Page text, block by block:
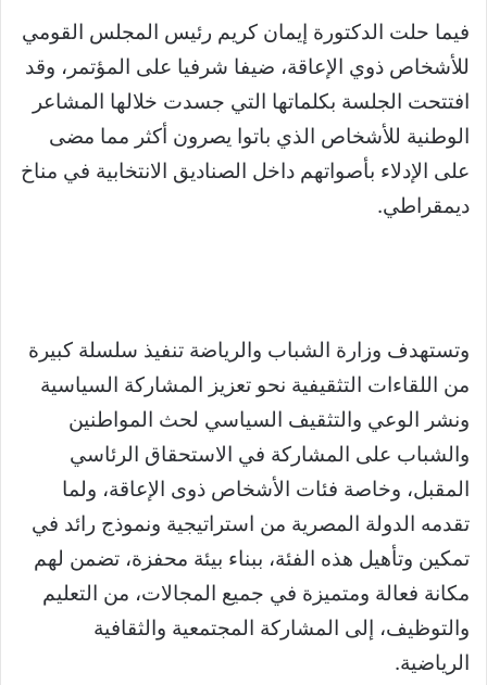
فيما حلت الدكتورة إيمان كريم رئيس المجلس القومي
للأشخاص ذوي الإعاقة، ضيفا شرفيا على المؤتمر، وقد
افتتحت الجلسة بكلماتها التي جسدت خلالها المشاعر
الوطنية للأشخاص الذي باتوا يصرون أكثر مما مضى
على الإدلاء بأصواتهم داخل الصناديق الانتخابية في مناخ
ديمقراطي.
وتستهدف وزارة الشباب والرياضة تنفيذ سلسلة كبيرة
من اللقاءات التثقيفية نحو تعزيز المشاركة السياسية
ونشر الوعي والتثقيف السياسي لحث المواطنين
والشباب على المشاركة في الاستحقاق الرئاسي
المقبل، وخاصة فئات الأشخاص ذوى الإعاقة، ولما
تقدمه الدولة المصرية من استراتيجية ونموذج رائد في
تمكين وتأهيل هذه الفئة، ببناء بيئة محفزة، تضمن لهم
مكانة فعالة ومتميزة في جميع المجالات، من التعليم
والتوظيف، إلى المشاركة المجتمعية والثقافية
الرياضية.